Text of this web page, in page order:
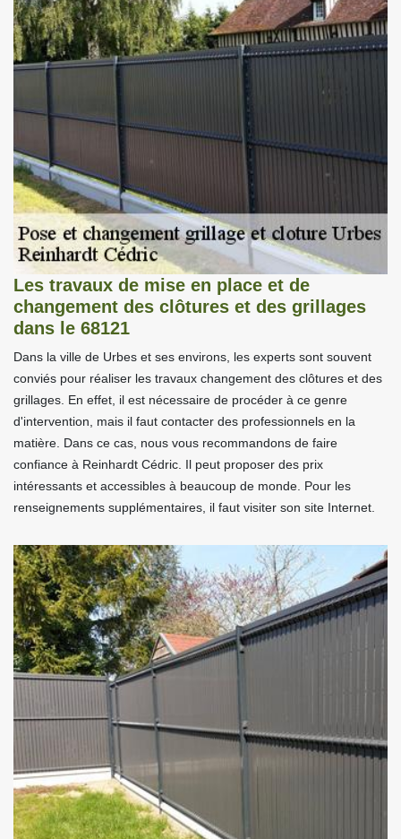
Les travaux de mise en place et de
changement des clôtures et des grillages
dans le 68121
Dans la ville de Urbes et ses environs, les experts sont souvent
conviés pour réaliser les travaux changement des clôtures et des
grillages. En effet, il est nécessaire de procéder à ce genre
d'intervention, mais il faut contacter des professionnels en la
matière. Dans ce cas, nous vous recommandons de faire
confiance à Reinhardt Cédric. Il peut proposer des prix
intéressants et accessibles à beaucoup de monde. Pour les
renseignements supplémentaires, il faut visiter son site Internet.